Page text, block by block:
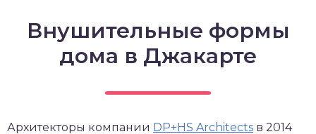
Внушительные формы
дома в Джакарте
Архитекторы компании DP+HS Architects в 2014